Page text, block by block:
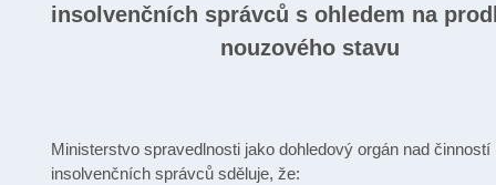
insolvenčních správců s ohledem na
nouzového stavu
Ministerstvo spravedlnosti jako dohledový orgán nad činností
insolvenčních správců sděluje, že: